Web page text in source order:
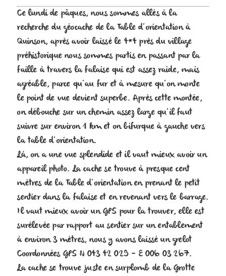
Ce lundi de pâques, nous sommes allés à la
recherche du géocache de la Table d’orientation à
Quinson, après avoir laissé le 4*4 près du village
préhistorique nous sommes partis en passant par la
faille à travers la falaise qui est assez raide, mais
agréable, parce qu’au fur et à mesure qu’on monte
le point de vue devient superbe. Après cette montée,
on débouche sur un chemin assez large qu’il faut
suivre sur environ 1 km et on bifurque à gauche vers
la table d’orientation.
Là, on a une vue splendide et il vaut mieux avoir un
appareil photo. La cache se trouve à presque cent
mètres de la Table d’orientation en prenant le petit
sentier dans la falaise et en revenant vers le barrage.
Il vaut mieux avoir un GPS pour la trouver, elle est
surélevée par rapport au sentier sur un entablement
à environ 3 mètres, nous y avons laissé un grelot
Coordonnées GPS N 043 42 029 – E 006 03 267.
La cache se trouve juste en surplomb de la Grotte